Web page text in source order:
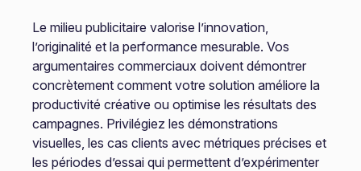
Le milieu publicitaire valorise l’innovation,
l’originalité et la performance mesurable. Vos
argumentaires commerciaux doivent démontrer
concrètement comment votre solution améliore la
productivité créative ou optimise les résultats des
campagnes. Privilégiez les démonstrations
visuelles, les cas clients avec métriques précises et
les périodes d’essai qui permettent d’expérimenter